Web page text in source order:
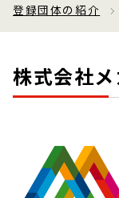
登録団体の紹介
株式会社